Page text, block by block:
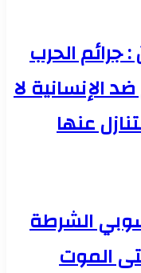
: جرائم الحرب
الإنسانية لا
عنها
من منسوبي الشرطة
الموت